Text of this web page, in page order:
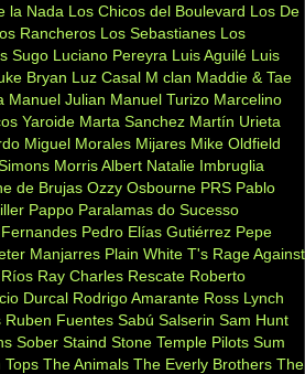
la Nada Los Chicos del Boulevard Los De
Rancheros Los Sebastianes Los
Sugo Luciano Pereyra Luis Aguilé Luis
Bryan Luz Casal M clan Maddie & Tae
Manuel Julian Manuel Turizo Marcelino
Yaroide Marta Sanchez Martín Urieta
Miguel Morales Mijares Mike Oldfield
Morris Albert Natalie Imbruglia
de Brujas Ozzy Osbourne PRS Pablo
Pappo Paralamas do Sucesso
Pedro Elías Gutiérrez Pepe
Manjarres Plain White T's Rage Against
Ray Charles Rescate Roberto
Durcal Rodrigo Amarante Ross Lynch
Ruben Fuentes Sabú Salserin Sam Hunt
Sober Staind Stone Temple Pilots Sum
Tops The Animals The Everly Brothers The